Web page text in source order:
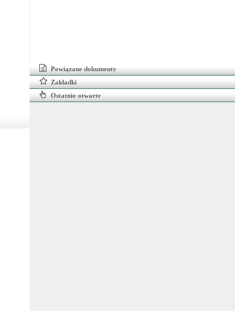
Powiązane dokumenty
Zakładki
Ostatnio otwarte